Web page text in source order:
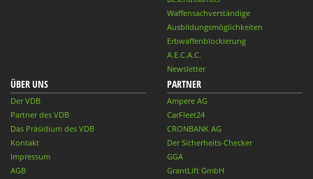
Waffensachverständige
Ausbildungsmöglichkeiten
Erbwaffenblockierung
A.E.C.A.C.
Newsletter
ÜBER UNS
Der VDB
Partner des VDB
Das Präsidium des VDB
Kontakt
Impressum
AGB
PARTNER
Ampere AG
CarFleet24
CRONBANK AG
Der Sicherheits-Checker
GGA
GrantLift GmbH